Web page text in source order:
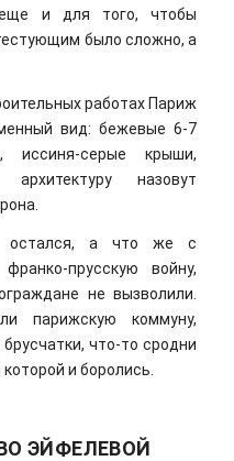
и для того, чтобы
было сложно, а
работах Париж
вид: бежевые 6-7
иссиня-серые крыши,
назовут
остался, а что же с
прусскую войну,
не вызволили.
парижскую коммуну,
что-то сродни
и боролись.
ЭЙФЕЛЕВОЙ